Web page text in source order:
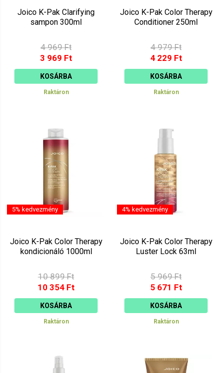
Joico K-Pak Clarifying
sampon 300ml
4 969 Ft
3 969 Ft
KOSÁRBA
Raktáron
Joico K-Pak Color Therapy
Conditioner 250ml
4 979 Ft
4 229 Ft
KOSÁRBA
Raktáron
5% kedvezmény
Joico K-Pak Color Therapy
kondicionáló 1000ml
10 899 Ft
10 354 Ft
KOSÁRBA
Raktáron
4% kedvezmény
Joico K-Pak Color Therapy
Luster Lock 63ml
5 969 Ft
5 671 Ft
KOSÁRBA
Raktáron